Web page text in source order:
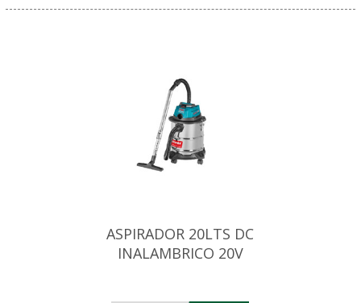
ASPIRADOR 20LTS DC
INALAMBRICO 20V